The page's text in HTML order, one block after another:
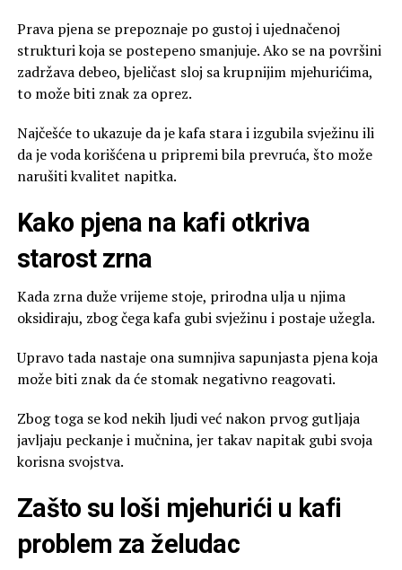
Prava pjena se prepoznaje po gustoj i ujednačenoj
strukturi koja se postepeno smanjuje. Ako se na površini
zadržava debeo, bjeličast sloj sa krupnijim mjehurićima,
to može biti znak za oprez.
Najčešće to ukazuje da je kafa stara i izgubila svježinu ili
da je voda korišćena u pripremi bila prevruća, što može
narušiti kvalitet napitka.
Kako pjena na kafi otkriva
starost zrna
Kada zrna duže vrijeme stoje, prirodna ulja u njima
oksidiraju, zbog čega kafa gubi svježinu i postaje užegla.
Upravo tada nastaje ona sumnjiva sapunjasta pjena koja
može biti znak da će stomak negativno reagovati.
Zbog toga se kod nekih ljudi već nakon prvog gutljaja
javljaju peckanje i mučnina, jer takav napitak gubi svoja
korisna svojstva.
Zašto su loši mjehurići u kafi
problem za želudac